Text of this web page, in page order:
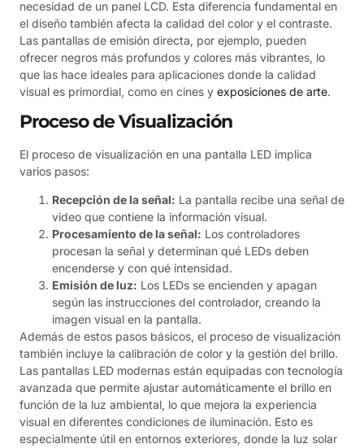
necesidad de un panel LCD. Esta diferencia fundamental en
el diseño también afecta la calidad del color y el contraste.
Las pantallas de emisión directa, por ejemplo, pueden
ofrecer negros más profundos y colores más vibrantes, lo
que las hace ideales para aplicaciones donde la calidad
visual es primordial, como en cines y exposiciones de arte.
Proceso de Visualización
El proceso de visualización en una pantalla LED implica
varios pasos:
Recepción de la señal: La pantalla recibe una señal de
video que contiene la información visual.
Procesamiento de la señal: Los controladores
procesan la señal y determinan qué LEDs deben
encenderse y con qué intensidad.
Emisión de luz: Los LEDs se encienden y apagan
según las instrucciones del controlador, creando la
imagen visual en la pantalla.
Además de estos pasos básicos, el proceso de visualización
también incluye la calibración de color y la gestión del brillo.
Las pantallas LED modernas están equipadas con tecnología
avanzada que permite ajustar automáticamente el brillo en
función de la luz ambiental, lo que mejora la experiencia
visual en diferentes condiciones de iluminación. Esto es
especialmente útil en entornos exteriores, donde la luz solar